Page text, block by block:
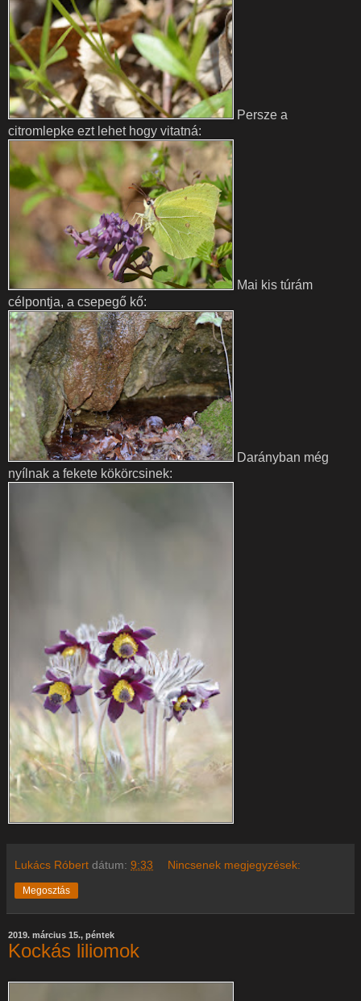
Persze a
citromlepke ezt lehet hogy vitatná:
Mai kis túrám
célpontja, a csepegő kő:
Darányban még
nyílnak a fekete kökörcsinek:
Lukács Róbert dátum: 9:33 Nincsenek megjegyzések:
Megosztás
2019. március 15., péntek
Kockás liliomok